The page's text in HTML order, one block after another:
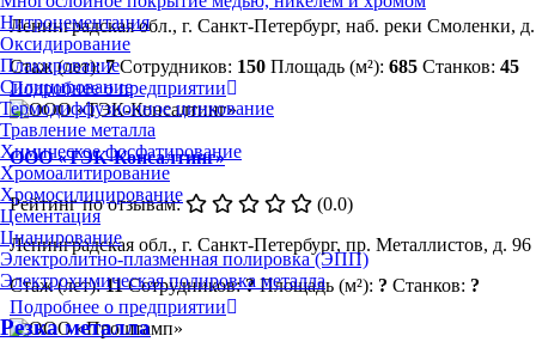
Нитроцементация
Оксидирование
Плакирование
Силицирование
Термодиффузионное цинкование
Травление металла
Химическое фосфатирование
Хромоалитирование
Хромосилицирование
Цементация
Цианирование
Электролитно-плазменная полировка (ЭПП)
Электрохимическая полировка металла
Резка металла
Ленинградская обл., г. Санкт-Петербург, наб. реки Смоленки,
Стаж (лет):7 Сотрудников: 150 Площадь (м²): 685 Станков: 45
Подробнее о предприятии
ООО «ТЭК-Консалтинг»
Рейтинг по отзывам:
(0.0)
Ленинградская обл., г. Санкт-Петербург, пр. Металлистов, д. 96
Стаж (лет):11 Сотрудников:? Площадь (м²): ? Станков: ?
Подробнее о предприятии